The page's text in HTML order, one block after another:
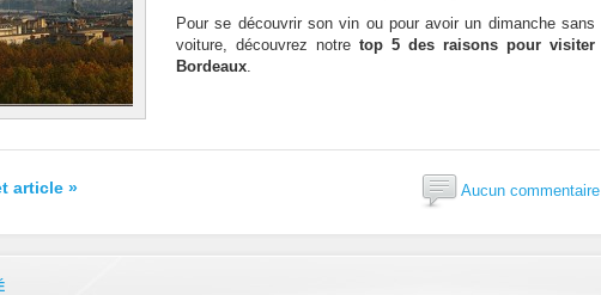
Pour se découvrir son vin ou pour avoir un dimanche sans
voiture, découvrez notre top 5 des raisons pour visiter
Bordeaux.
article » Aucun commentaire